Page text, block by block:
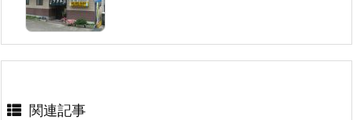
関連記事